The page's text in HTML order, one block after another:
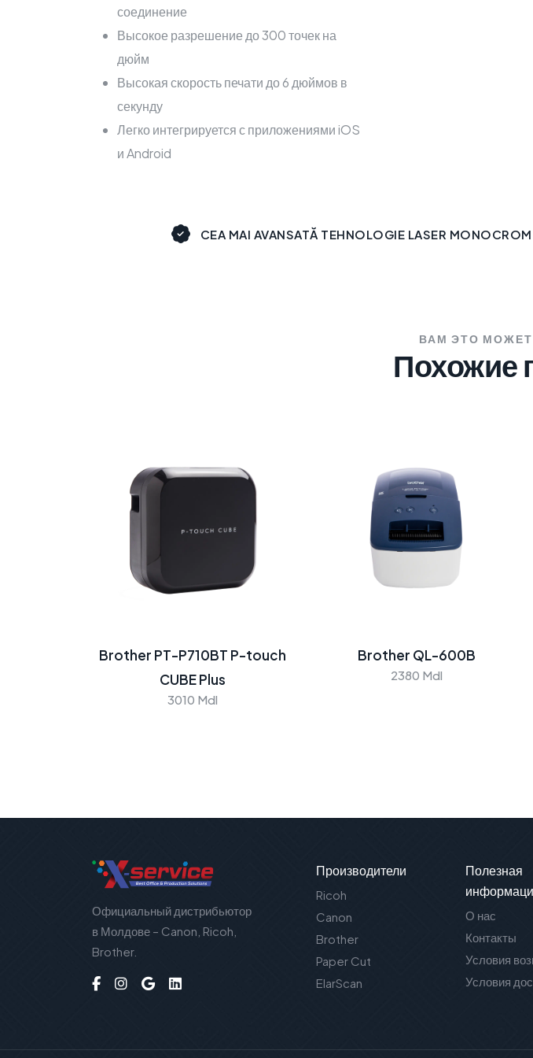
соединение
Высокое разрешение до 300 точек на
дюйм
Высокая скорость печати до 6 дюймов в
секунду
Легко интегрируется с приложениями iOS
и Android
CEA MAI AVANSATĂ TEHNOLOGIE LASER
ВАМ ЭТО
Похожие
Brother PT-P710BT P-touch
CUBE Plus
3010 Mdl
Brother QL-600B
2380 Mdl
Официальный дистрибьютор
в Молдове – Canon, Ricoh,
Brother.
Производители
Ricoh
Canon
Brother
Paper Cut
ElarScan
Полезная
О нас
Контакты
Условия
Условия